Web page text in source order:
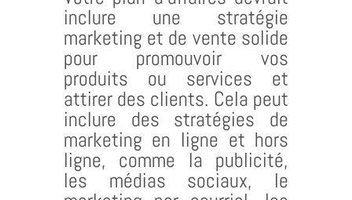
inclure une stratégie
marketing et de vente solide
pour promouvoir vos
produits ou services et
attirer des clients. Cela peut
inclure des stratégies de
marketing en ligne et hors
ligne, comme la publicité,
les médias sociaux, le